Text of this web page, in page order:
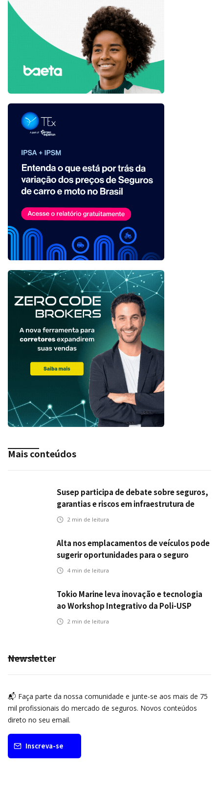
Mais conteúdos
Susep participa de debate sobre seguros,
garantias e riscos em infraestrutura de
transportes
2 min de leitura
Alta nos emplacamentos de veículos pode
sugerir oportunidades para o seguro
automotivo
4 min de leitura
Tokio Marine leva inovação e tecnologia
ao Workshop Integrativo da Poli-USP
2 min de leitura
Newsletter
📬 Faça parte da nossa comunidade e junte-se aos mais de 75
mil profissionais do mercado de seguros. Novos conteúdos
direto no seu email.
Inscreva-se